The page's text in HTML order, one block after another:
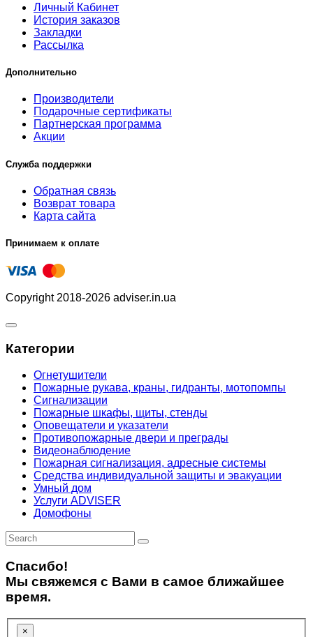
Личный Кабинет
История заказов
Закладки
Рассылка
Дополнительно
Производители
Подарочные сертификаты
Партнерская программа
Акции
Служба поддержки
Обратная связь
Возврат товара
Карта сайта
Принимаем к оплате
Copyright 2018-2026 adviser.in.ua
Категории
Огнетушители
Пожарные рукава, краны, гидранты, мотопомпы
Сигнализации
Пожарные шкафы, щиты, стенды
Оповещатели и указатели
Противопожарные двери и преграды
Видеонаблюдение
Пожарная сигнализация, адресные системы
Средства индивидуальной защиты и эвакуации
Умный дом
Услуги ADVISER
Домофоны
Спасибо!
Мы свяжемся с Вами в самое ближайшее
время.
×